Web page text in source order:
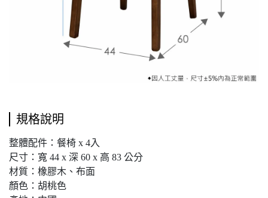
規格說明
整體配件：餐椅 x 4入
尺寸：寬 44 x 深 60 x 高 83 公分
材質：橡膠木、布面
顏色：胡桃色